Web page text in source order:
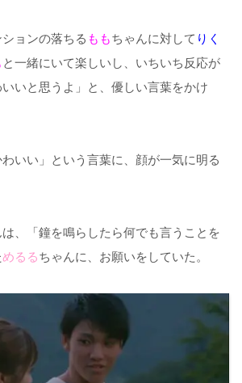
ョンの落ちる ももちゃんに対して りく
と一緒にいて楽しいし、いちいち反応が
いと思うよ」と、優しい言葉をかけ
いい」という言葉に、顔が一気に明る
は、「鐘を鳴らしたら何でも言うことを
めるるちゃんに、お願いをしていた。